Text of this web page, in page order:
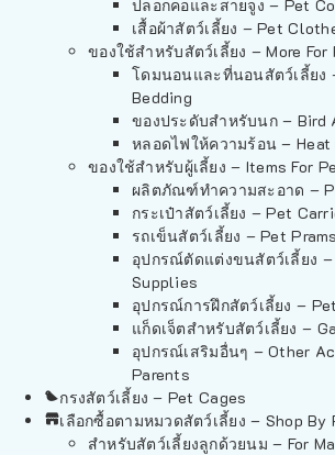
ปลอกคอและสายจูง – Pet
เสื้อผ้าสัตว์เลี้ยง – Pet
ของใช้สำหรับสัตว์เลี้ยง – More For
โดมนอนและที่นอนสัตว์เลี้ยง
Bedding
ของประดับสำหรับนก – Bird
หลอดไฟให้ความร้อน –
ของใช้สำหรับผู้เลี้ยง – Items For
ผลิตภัณฑ์ทำความสะอาด –
กระเป๋าสัตว์เลี้ยง – Pet
รถเข็นสัตว์เลี้ยง – Pet Prams
อุปกรณ์ตัดแต่งขนสัตว์เลี้ยง –
Supplies
อุปกรณ์การฝึกสัตว์เลี้ยง –
แก็ดเจ็ตสำหรับสัตว์เลี้ยง –
อุปกรณ์เสริมอื่นๆ – Other
Parents
กรงสัตว์เลี้ยง – Pet Cages
เลือกซื้อตามหมวดสัตว์เลี้ยง – Shop By
สำหรับสัตว์เลี้ยงลูกด้วยนม – For